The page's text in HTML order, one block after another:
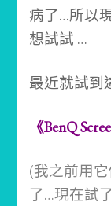
病了…所以
想試試 …
最近就試到
《BenQ
(我之前用
了…現在試